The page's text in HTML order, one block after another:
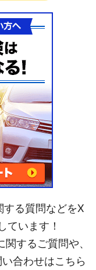
する質問などをX
ています！
するご質問や、
合わせはこちら